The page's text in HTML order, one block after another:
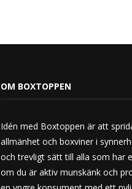
OM BOXTOPPEN
Idén med Boxtoppen är att
allmänhet och boxviner i
och trevligt sätt till alla som har
om du är aktiv munskänk och